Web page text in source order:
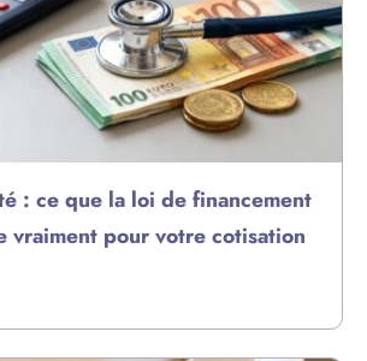
: ce que la loi de financement
vraiment pour votre cotisation